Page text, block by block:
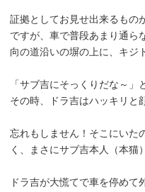
証拠としてお見せ出来るもの
ですが、車で普段あまり通ら
向の道沿いの塀の上に、キジ
「サブ吉にそっくりだな～
その時、ドラ吉はハッキリと
忘れもしません！そこにいた
く、まさにサブ吉本人（本猫
ドラ吉が大慌てで車を停め